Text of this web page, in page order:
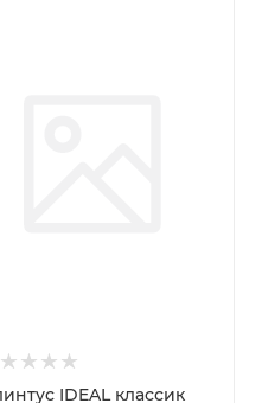
IDEAL классик